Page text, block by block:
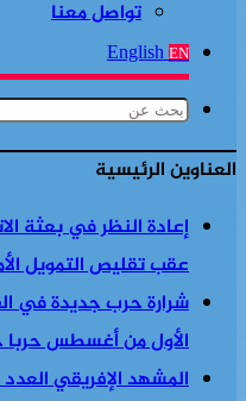
تواصل معنا
English EN
العناوين الرئيسية
إعادة النظر في بعثة
عقب تقليص التمويل
شرارة حرب جديدة في
الأول من أغسطس حربا
المشهد الإفريقي العدد 218